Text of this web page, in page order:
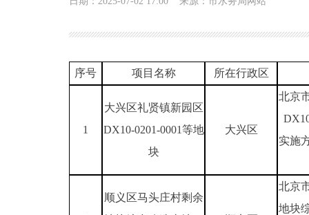
序号 项目名称 所在行政区
1
大兴区礼贤镇新园区
DX10-0201-0001等地
块
大兴区
北京
实施
顺义区马头庄村剩余
北京
地块